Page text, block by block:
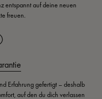
entspannt auf deine neuen
freuen.
Erfahrung gefertigt – deshalb
auf den du dich verlassen